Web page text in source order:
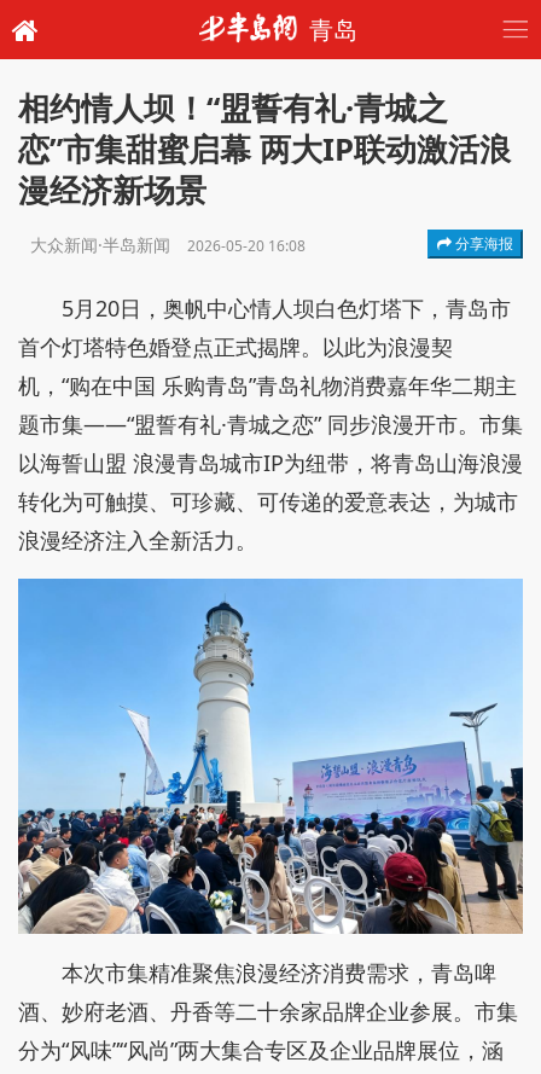
青岛
相约情人坝！“盟誓有礼·青城之
恋”市集甜蜜启幕 两大IP联动激活浪
漫经济新场景
大众新闻·半岛新闻 2026-05-20 16:08 分享海报
5月20日，奥帆中心情人坝白色灯塔下，青岛市
首个灯塔特色婚登点正式揭牌。以此为浪漫契
机，“购在中国 乐购青岛”青岛礼物消费嘉年华二期主
题市集——“盟誓有礼·青城之恋” 同步浪漫开市。市集
以海誓山盟 浪漫青岛城市IP为纽带，将青岛山海浪漫
转化为可触摸、可珍藏、可传递的爱意表达，为城市
浪漫经济注入全新活力。
本次市集精准聚焦浪漫经济消费需求，青岛啤
酒、妙府老酒、丹香等二十余家品牌企业参展。市集
分为“风味”“风尚”两大集合专区及企业品牌展位，涵